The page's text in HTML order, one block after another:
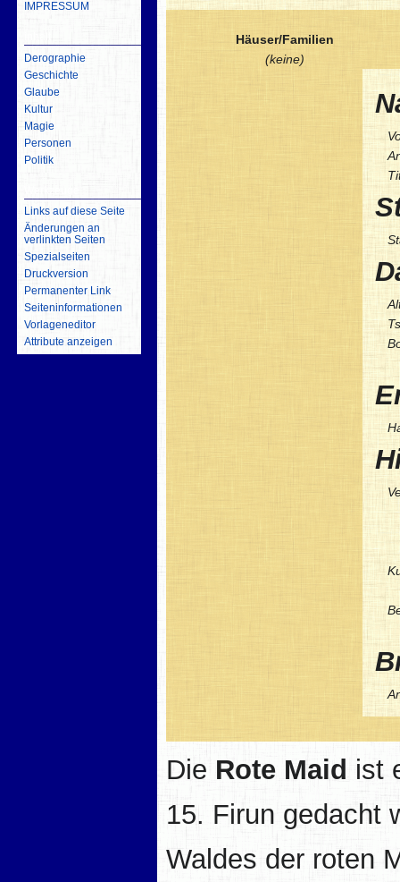
Häuser/Familien
(keine)
Die Rote Maid ist
15. Firun gedacht
Waldes der roten
IMPRESSUM
Derographie
Geschichte
Glaube
Kultur
Magie
Personen
Politik
Links auf diese Seite
Änderungen an
verlinkten Seiten
Spezialseiten
Druckversion
Permanenter Link
Seiten­­informationen
Vorlageneditor
Attribute anzeigen